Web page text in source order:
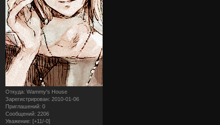
Откуда: Wammy's House
Зарегистрирован: 2010-01-06
Приглашений: 0
Сообщений: 2206
Уважение: [+11/-0]